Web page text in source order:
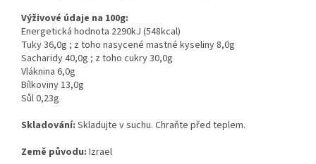
Výživové údaje na 100g:
Energetická hodnota 2290kJ (548kcal)
Tuky 36,0g ; z toho nasycené mastné kyseliny 8,0g
Sacharidy 40,0g ; z toho cukry 30,0g
Vláknina 6,0g
Bílkoviny 13,0g
Sůl 0,23g
Skladování: Skladujte v suchu. Chraňte před teplem.
Země původu: Izrael